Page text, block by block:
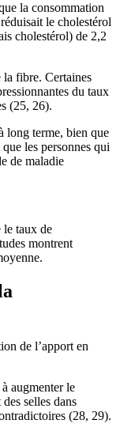
la consommation
le cholestérol
cholestérol) de 2,2
la fibre. Certaines
du taux
(25, 26).
long terme, bien que
les personnes qui
de maladie
le taux de
montrent
de l’apport en
augmenter le
selles dans
(28, 29).